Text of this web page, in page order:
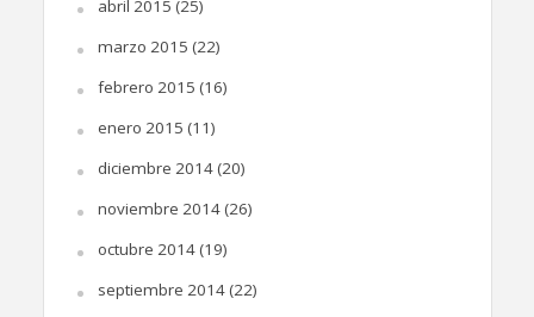
abril 2015 (25)
marzo 2015 (22)
febrero 2015 (16)
enero 2015 (11)
diciembre 2014(20)
noviembre 2014(26)
octubre 2014(19)
septiembre 2014(22)